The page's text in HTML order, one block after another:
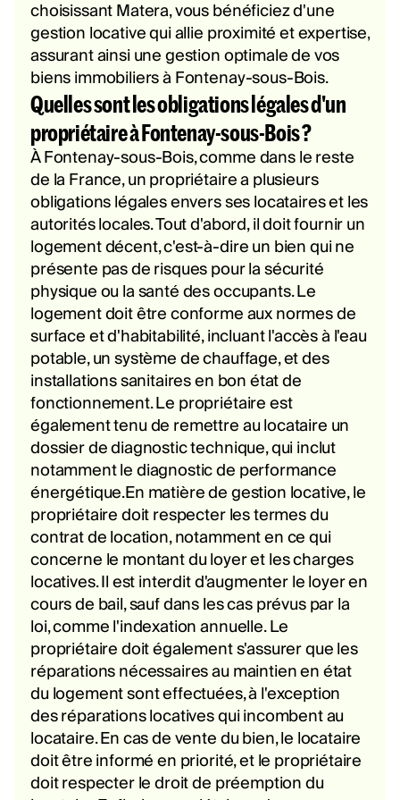
choisissant Matera, vous bénéficiez d'une
gestion locative qui allie proximité et expertise,
assurant ainsi une gestion optimale de vos
biens immobiliers à Fontenay-sous-Bois.
Quelles sont les obligations légales d'un
propriétaire à Fontenay-sous-Bois ?
À Fontenay-sous-Bois, comme dans le reste
de la France, un propriétaire a plusieurs
obligations légales envers ses locataires et les
autorités locales. Tout d'abord, il doit fournir un
logement décent, c'est-à-dire un bien qui ne
présente pas de risques pour la sécurité
physique ou la santé des occupants. Le
logement doit être conforme aux normes de
surface et d'habitabilité, incluant l'accès à l'eau
potable, un système de chauffage, et des
installations sanitaires en bon état de
fonctionnement. Le propriétaire est
également tenu de remettre au locataire un
dossier de diagnostic technique, qui inclut
notamment le diagnostic de performance
énergétique.En matière de gestion locative, le
propriétaire doit respecter les termes du
contrat de location, notamment en ce qui
concerne le montant du loyer et les charges
locatives. Il est interdit d'augmenter le loyer en
cours de bail, sauf dans les cas prévus par la
loi, comme l'indexation annuelle. Le
propriétaire doit également s'assurer que les
réparations nécessaires au maintien en état
du logement sont effectuées, à l'exception
des réparations locatives qui incombent au
locataire. En cas de vente du bien, le locataire
doit être informé en priorité, et le propriétaire
doit respecter le droit de préemption du